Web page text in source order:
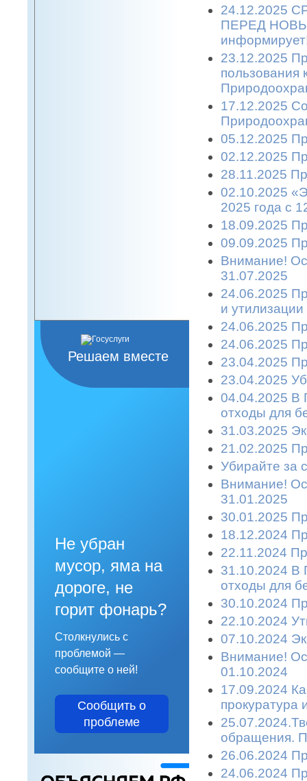
Решаем вместе
Не убран
мусор, яма на
дороге, не
горит фонарь?
Столкнулись с
проблемой —
сообщите о ней!
Сообщить о
проблеме
24.12.2025
ПЕРЕД
23.12.2025
пользования
17.12.2025
05.12.2025
02.12.2025
28.11.2025
02.10.2025
2025 года с
18.09.2025
09.09.2025
Внимание!
31.07.2025
24.06.2025
и
24.06.2025
24.06.2025
23.04.2025
23.04.2025
04.04.2025 В
отходы для
31.03.2025
21.02.2025
Убирайте за
Внимание!
31.01.2025
30.01.2025
18.12.2024
22.11.2024
31.10.2024 В
отходы для
30.10.2024
22.10.2024
07.10.2024
Внимание!
01.10.2024
17.09.2024
прокуратура
обращения.
26.06.2024
24.06.2024